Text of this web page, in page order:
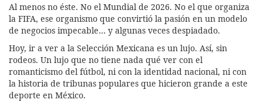
Al menos no éste. No el Mundial de 2026. No el que organiza
la FIFA, ese organismo que convirtió la pasión en un modelo
de negocios impecable… y algunas veces despiadado.
Hoy, ir a ver a la Selección Mexicana es un lujo. Así, sin
rodeos. Un lujo que no tiene nada qué ver con el
romanticismo del fútbol, ni con la identidad nacional, ni con
la historia de tribunas populares que hicieron grande a este
deporte en México.